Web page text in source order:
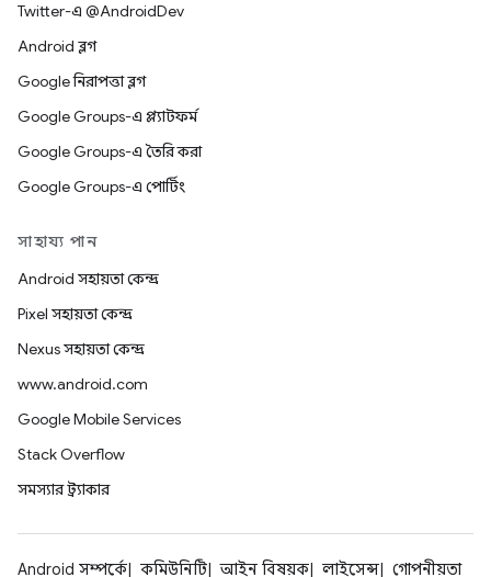
Twitter-এ @AndroidDev
Android ব্লগ
Google নিরাপত্তা ব্লগ
Google Groups-এ প্ল্যাটফর্ম
Google Groups-এ তৈরি করা
Google Groups-এ পোর্টিং
সাহায্য পান
Android সহায়তা কেন্দ্র
Pixel সহায়তা কেন্দ্র
Nexus সহায়তা কেন্দ্র
www.android.com
Google Mobile Services
Stack Overflow
সমস্যার ট্র্যাকার
Android সম্পর্কে কমিউনিটি আইন বিষয়ক লাইসেন্স গোপনীয়তা